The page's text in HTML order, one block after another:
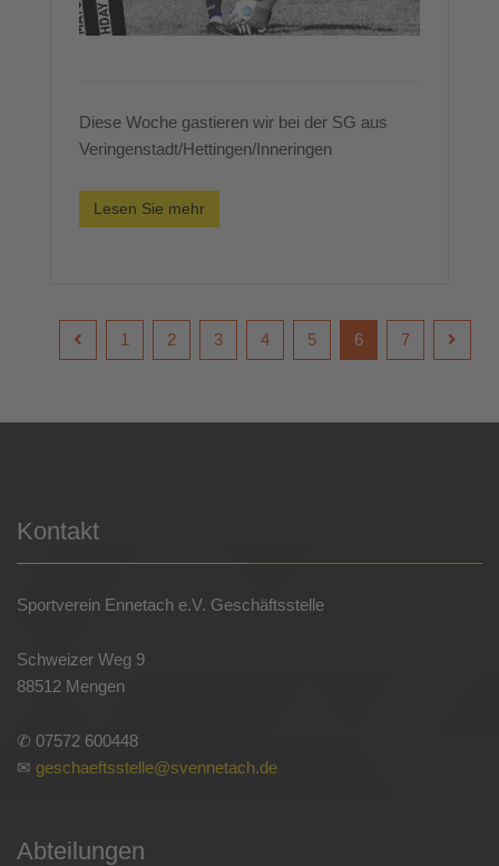
Diese Woche gastieren wir bei der SG aus
Veringenstadt/Hettingen/Inneringen
Lesen Sie mehr
1 2 3 4 5 6 7
Kontakt
Sportverein Ennetach e.V. Geschäftsstelle
Schweizer Weg 9
88512 Mengen
✆ 07572 600448
✉ geschaeftsstelle@svennetach.de
Abteilungen